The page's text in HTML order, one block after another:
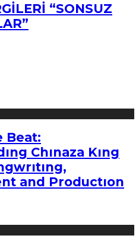
“SONSUZ
Beat:
Chınaza Kıng
and Productıon